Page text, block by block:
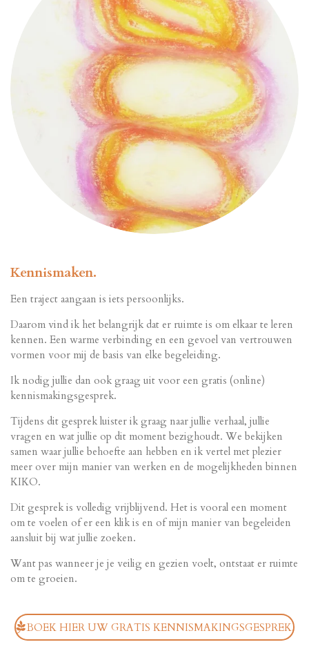
Kennismaken.
Een traject aangaan is iets persoonlijks.
Daarom vind ik het belangrijk dat er ruimte is om elkaar te leren
kennen. Een warme verbinding en een gevoel van vertrouwen
vormen voor mij de basis van elke begeleiding.
Ik nodig jullie dan ook graag uit voor een gratis (online)
kennismakingsgesprek.
Tijdens dit gesprek luister ik graag naar jullie verhaal, jullie
vragen en wat jullie op dit moment bezighoudt. We bekijken
samen waar jullie behoefte aan hebben en ik vertel met plezier
meer over mijn manier van werken en de mogelijkheden binnen
KIKO.
Dit gesprek is volledig vrijblijvend. Het is vooral een moment
om te voelen of er een klik is en of mijn manier van begeleiden
aansluit bij wat jullie zoeken.
Want pas wanneer je je veilig en gezien voelt, ontstaat er ruimte
om te groeien.
BOEK HIER UW GRATIS KENNISMAKINGSGESPREK.